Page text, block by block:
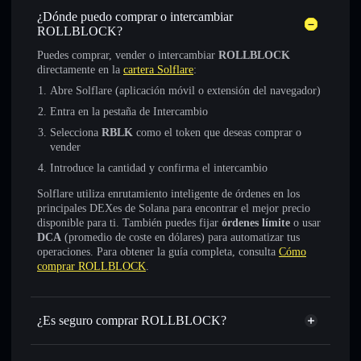
¿Dónde puedo comprar o intercambiar
ROLLBLOCK?
Puedes comprar, vender o intercambiar ROLLBLOCK
directamente en la cartera Solflare:
Abre Solflare (aplicación móvil o extensión del navegador)
Entra en la pestaña de Intercambio
Selecciona RBLK como el token que deseas comprar o
vender
Introduce la cantidad y confirma el intercambio
Solflare utiliza enrutamiento inteligente de órdenes en los
principales DEXes de Solana para encontrar el mejor precio
disponible para ti. También puedes fijar órdenes límite o usar
DCA (promedio de coste en dólares) para automatizar tus
operaciones. Para obtener la guía completa, consulta Cómo
comprar ROLLBLOCK.
¿Es seguro comprar ROLLBLOCK?
ROLLBLOCK no está verificado